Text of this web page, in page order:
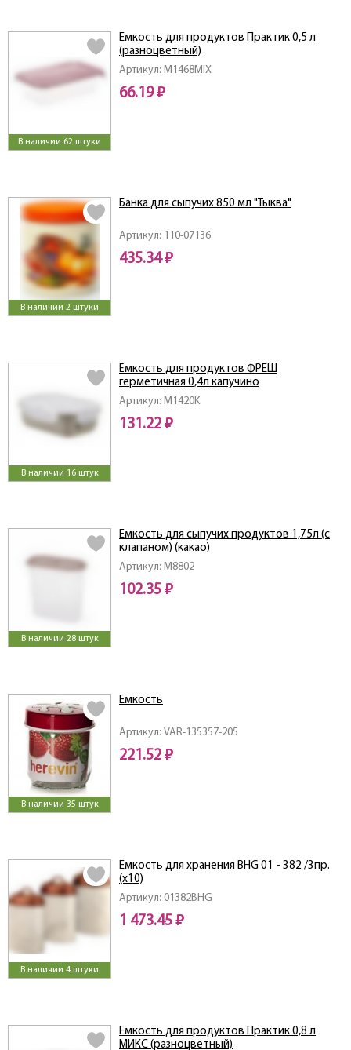
В наличии 62 штуки
Артикул: M1468MIX
Емкость для продуктов Практик 0,5 л
(разноцветный)
66.19 ₽
В наличии 2 штуки
Артикул: 110-07136
Банка для сыпучих 850 мл "Тыква"
435.34 ₽
В наличии 16 штук
Артикул: M1420K
Ёмкость для продуктов ФРЕШ
герметичная 0,4л капучино
131.22 ₽
В наличии 28 штук
Артикул: M8802
Емкость для сыпучих продуктов 1,75л (с
клапаном) (какао)
102.35 ₽
В наличии 35 штук
Артикул: VAR-135357-205
Емкость
221.52 ₽
В наличии 4 штуки
Артикул: 01382BHG
Емкость для хранения BHG 01 - 382 /3пр.
(х10)
1 473.45 ₽
Емкость для продуктов Практик 0,8 л
МИКС (разноцветный)